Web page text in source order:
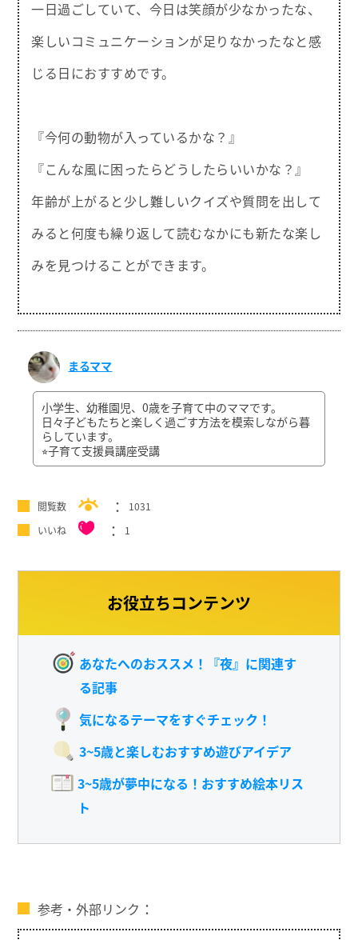
一日過ごしていて、今日は笑顔が少なかったな、
楽しいコミュニケーションが足りなかったなと感
じる日におすすめです。
『今何の動物が入っているかな？』
『こんな風に困ったらどうしたらいいかな？』
年齢が上がると少し難しいクイズや質問を出して
みると何度も繰り返して読むなかにも新たな楽し
みを見つけることができます。
まるママ
小学生、幼稚園児、0歳を子育て中のママです。
日々子どもたちと楽しく過ごす方法を模索しながら暮
らしています。
⭐︎子育て支援員講座受講
閲覧数
1031
いいね
1
お役立ちコンテンツ
あなたへのおススメ！『夜』に関連す
る記事
気になるテーマをすぐチェック！
3~5歳と楽しむおすすめ遊びアイデア
3~5歳が夢中になる！おすすめ絵本リス
ト
参考・外部リンク